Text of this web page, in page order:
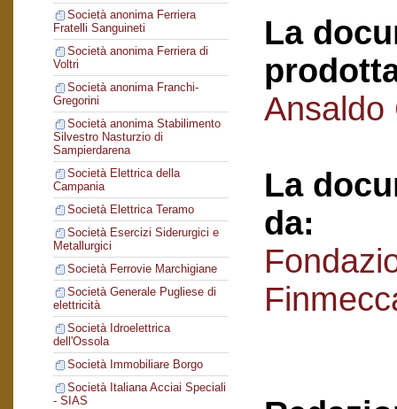
Società anonima Ferriera
Fratelli Sanguineti
Società anonima Ferriera di
Voltri
Società anonima Franchi-
Gregorini
Società anonima Stabilimento
Silvestro Nasturzio di
Sampierdarena
Società Elettrica della
Campania
Società Elettrica Teramo
Società Esercizi Siderurgici e
Metallurgici
Società Ferrovie Marchigiane
Società Generale Pugliese di
elettricità
Società Idroelettrica
dell'Ossola
Società Immobiliare Borgo
Società Italiana Acciai Speciali
- SIAS
La
Ansaldo
La
da: